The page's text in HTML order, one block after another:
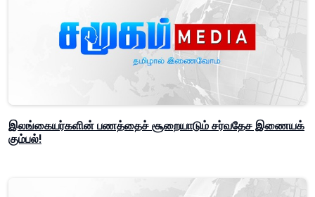
இலங்கையர்களின் பணத்தைச் சூறையாடும் சர்வதேச இணையக்
கும்பல்!